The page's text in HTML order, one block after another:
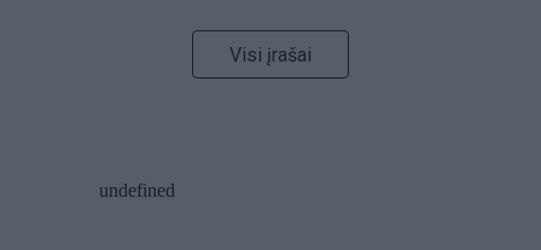
Visi įrašai